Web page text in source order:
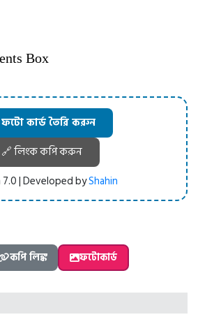
Box
কার্ড তৈরি করুন
🔗 লিংক কপি করুন
| Developed byShahin
কপি লিঙ্ক ফটোকার্ড